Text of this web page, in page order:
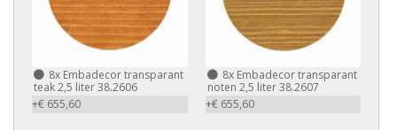
8x Embadecor transparant
teak 2,5 liter 38.2606
+€ 655,60
8xEmbadecor transparant
noten 2,5 liter 38.2607
+€ 655,60